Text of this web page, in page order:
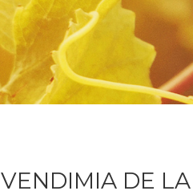
DE